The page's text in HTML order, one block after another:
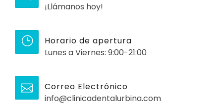
¡Llámanos hoy!
Horario de apertura
Lunes a Viernes: 9:00-21:00
Correo Electrónico
info@clinicadentalurbina.com